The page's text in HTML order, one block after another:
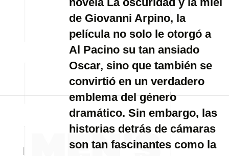
de Giovanni Arpino, la
película no solo le otorgó a
Al Pacino su tan ansiado
Oscar, sino que también se
convirtió en un verdadero
emblema del género
dramático. Sin embargo, las
historias detrás de cámaras
son tan fascinantes como la